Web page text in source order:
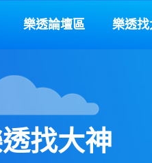
樂透論壇區 樂透
找大神